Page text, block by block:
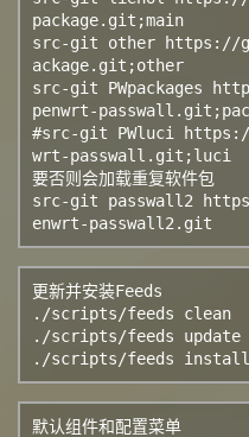
package.git;main
src-git other https://
ackage.git;other
src-git PWpackages
penwrt-
#src-git PWluci
wrt-passwall.git;luci  //
要否则会加载重复软件包
src-git passwall2
enwrt-passwall2.git
更新并安装Feeds
./scripts/feeds clean
./scripts/feeds update
./scripts/feeds
默认组件和配置菜单